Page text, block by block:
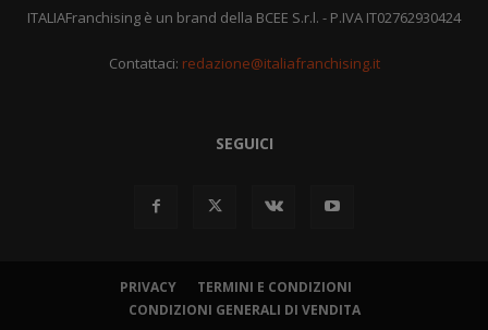
ITALIAFranchising è un brand della BCEE S.r.l. - P.IVA IT02762930424
Contattaci: redazione@italiafranchising.it
SEGUICI
PRIVACY
TERMINI E CONDIZIONI
CONDIZIONI GENERALI DI VENDITA